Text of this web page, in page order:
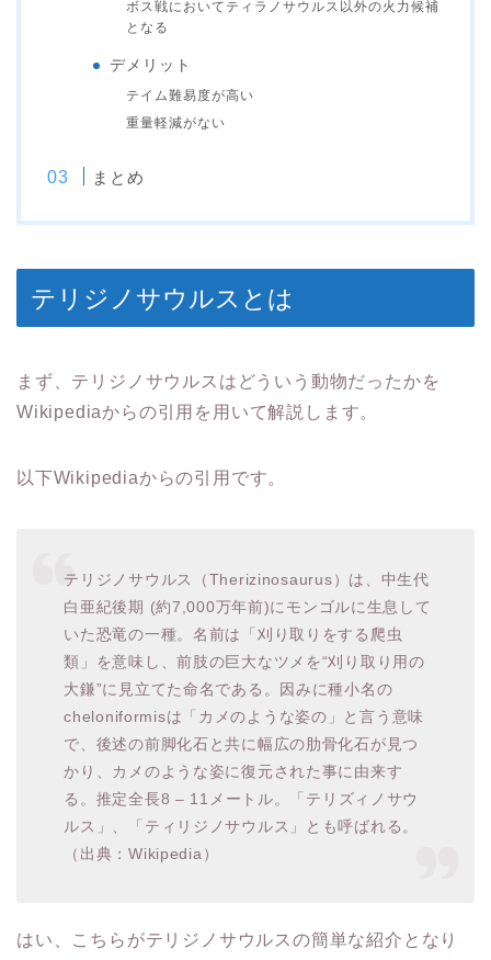
ボス戦においてティラノサウルス以外の火力候補
となる
デメリット
テイム難易度が高い
重量軽減がない
まとめ
テリジノサウルスとは
まず、テリジノサウルスはどういう動物だったかを
Wikipediaからの引用を用いて解説します。
以下Wikipediaからの引用です。
テリジノサウルス （Therizinosaurus）は、中生代
白亜紀後期 (約7,000万年前)にモンゴルに生息して
いた恐竜の一種。名前は「刈り取りをする爬虫
類」を意味し、前肢の巨大なツメを“刈り取り用の
大鎌”に見立てた命名である。因みに種小名の
cheloniformisは「カメのような姿の」と言う意味
で、後述の前脚化石と共に幅広の肋骨化石が見つ
かり、カメのような姿に復元された事に由来す
る。推定全長8 – 11メートル。「 テリズィノサウ
ルス 」、「 ティリジノサウルス 」とも呼ばれる。
（出典：Wikipedia）
はい、こちらがテリジノサウルスの簡単な紹介となり